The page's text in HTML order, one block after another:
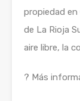
propiedad en
de La Rioja
aire libre, la
? Más